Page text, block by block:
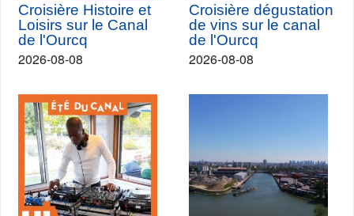
Croisière Histoire et
Loisirs sur le Canal
de l'Ourcq
2026-08-08
Croisière dégustation
de vins sur le canal
de l'Ourcq
2026-08-08